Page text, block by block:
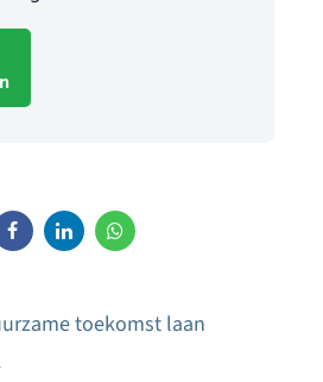
toekomst laan